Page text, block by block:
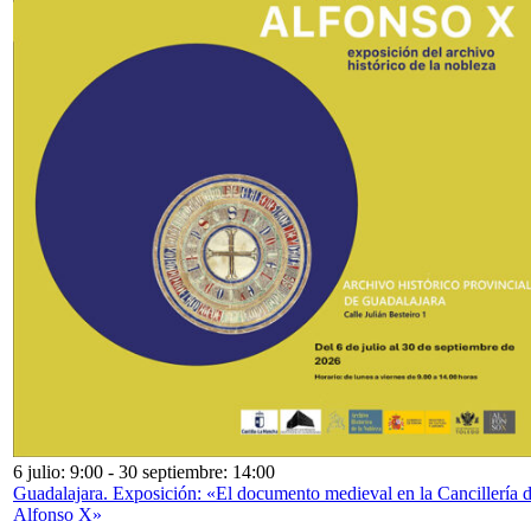
6 julio: 9:00 - 30 septiembre: 14:00
Guadalajara. Exposición: «El documento medieval en la Cancillería
Alfonso X»